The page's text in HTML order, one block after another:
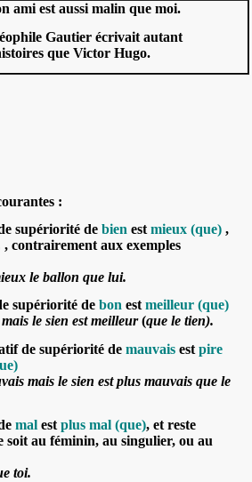
ami estaussimalin quemoi.
Gautier écrivait autant
queVictor Hugo.
:
supériorité de bien est mieux (que) ,
, contrairement aux exemples
le ballon que lui.
supériorité de bon estmeilleur (que)
mais le sien estmeilleur(que le tien).
de supériorité de mauvais est pire
mais le sien estplus mauvais que le
mal est plus mal (que), et reste
soit au féminin, au singulier, ou au
toi.